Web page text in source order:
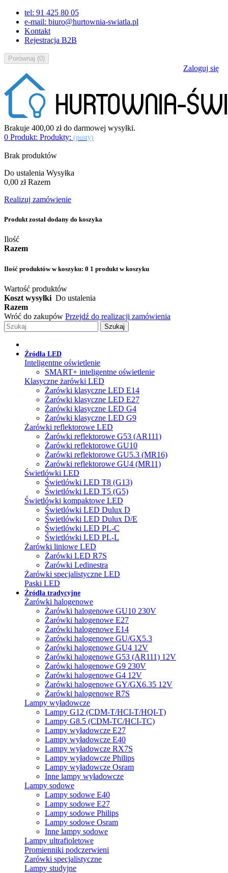
tel: 91 425 80 05
e-mail: biuro@hurtownia-swiatla.pl
Kontakt
Rejestracja B2B
Porównaj (0)
Zaloguj się
Brakuje 400,00 złdo darmowej wysyłki.
0 Produkt: Produkty: (pusty)
Brak produktów
Do ustalenia Wysyłka
0,00 zł Razem
Realizuj zamówienie
Produkt został dodany do koszyka
Ilość
Razem
Ilość produktów w koszyku: 0 1 produkt w koszyku
Wartość produktów
Koszt wysyłki Do ustalenia
Razem
Wróć do zakupów Przejdź do realizacji zamówienia
Szukaj
Źródła LED
Inteligentne oświetlenie
SMART+ inteligentne oświetlenie
Klasyczne żarówki LED
Żarówki klasyczne LED E14
Żarówki klasyczne LED E27
Żarówki klasyczne LED G4
Żarówki klasyczne LED G9
Żarówki reflektorowe LED
Żarówki reflektorowe G53 (AR111)
Żarówki reflektorowe GU10
Żarówki reflektorowe GU5.3 (MR16)
Żarówki reflektorowe GU4 (MR11)
Świetlówki LED
Świetlówki LED T8 (G13)
Świetlówki LED T5 (G5)
Świetlówki kompaktowe LED
Świetlówki LED Dulux D
Świetlówki LED Dulux D/E
Świetlówki LED PL-C
Świetlówki LED PL-L
Żarówki liniowe LED
Żarówki LED R7S
Żarówki Ledinestra
Żarówki specjalistyczne LED
Paski LED
Źródła tradycyjne
Żarówki halogenowe
Żarówki halogenowe GU10 230V
Żarówki halogenowe E27
Żarówki halogenowe E14
Żarówki halogenowe GU/GX5.3
Żarówki halogenowe GU4 12V
Żarówki halogenowe G53 (AR111) 12V
Żarówki halogenowe G9 230V
Żarówki halogenowe G4 12V
Żarówki halogenowe GY/GX6.35 12V
Żarówki halogenowe R7S
Lampy wyładowcze
Lampy G12 (CDM-T/HCI-T/HQI-T)
Lampy G8.5 (CDM-TC/HCI-TC)
Lampy wyładowcze E27
Lampy wyładowcze E40
Lampy wyładowcze RX7S
Lampy wyładowcze Philips
Lampy wyładowcze Osram
Inne lampy wyładowcze
Lampy sodowe
Lampy sodowe E40
Lampy sodowe E27
Lampy sodowe Philips
Lampy sodowe Osram
Inne lampy sodowe
Lampy ultrafioletowe
Promienniki podczerwieni
Żarówki specjalistyczne
Lampy studyjne